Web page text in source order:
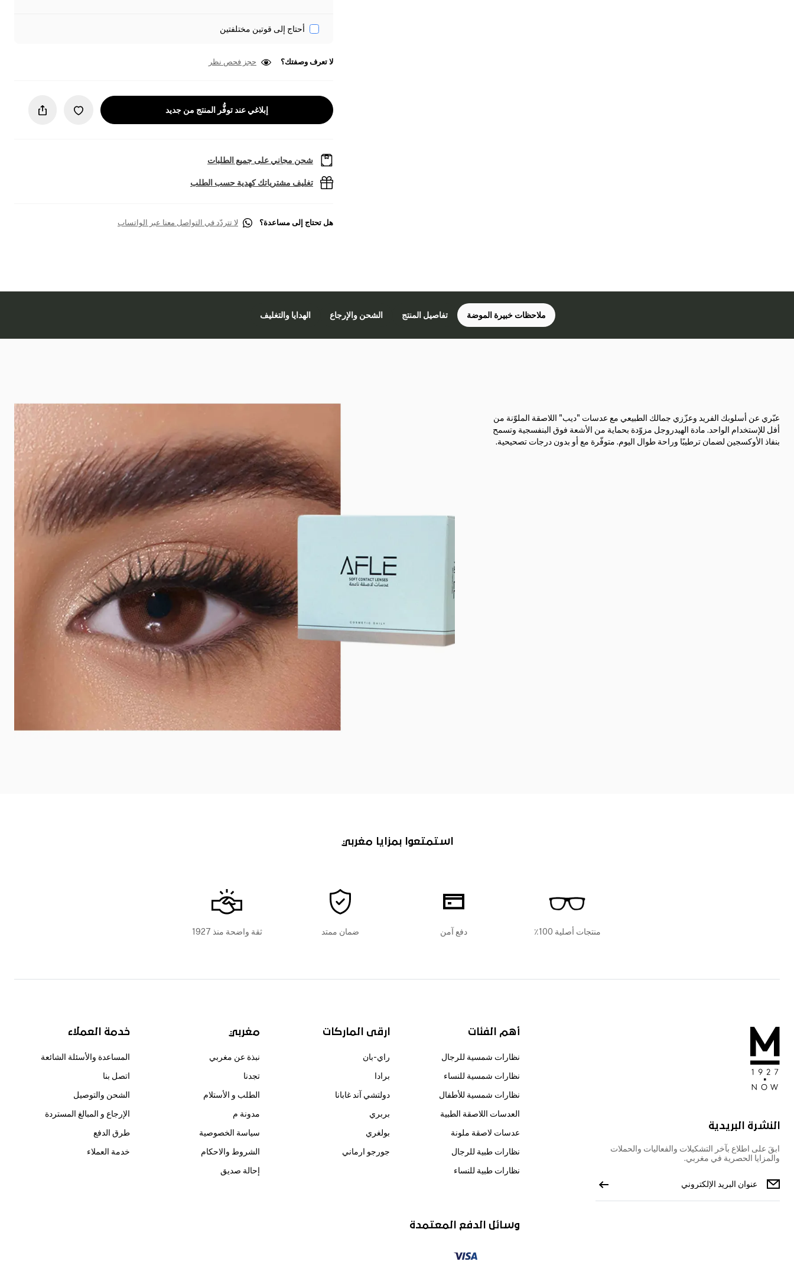
أحتاج إلى قوتين مختلفتين
لا تعرف وصفتك؟ حجز فحص نظر
إبلاغي عند توفُّر المنتج من جديد
شحن مجاني على جميع الطلبات
تغليف مشترياتك كهدية حسب الطلب
هل تحتاج إلى مساعدة؟ لا تتردّد في التواصل معنا عبر الواتساب
ملاحظات خبيرة الموضة تفاصيل المنتج الشحن والإرجاع الهدايا والتغليف
عبّري عن أسلوبك الفريد وعزّزي جمالك الطبيعي مع عدسات "ديب" اللاصقة الملوّنة من
أفل للإستخدام الواحد. مادة الهيدروجل مزوّدة بحماية من الأشعة فوق البنفسجية وتسمح
بنفاذ الأوكسجين لضمان ترطيبًا وراحة طوال اليوم. متوفّرة مع أو بدون درجات تصحيحية.
استمتعوا بمزايا مغربي
منتجات أصلية 100٪ دفع آمن ضمان ممتد ثقة واضحة منذ 1927
النشرة البريدية
ابقَ على اطلاع بآخر التشكيلات والفعاليات والحملات
والمزايا الحصرية في مغربي.
أهم الفئات
نظارات شمسية للرجال
نظارات شمسية للنساء
نظارات شمسية للأطفال
العدسات اللاصقة الطبية
عدسات لاصقة ملونة
نظارات طبية للرجال
نظارات طبية للنساء
ارقى الماركات
راي-بان
برادا
دولتشي آند غابانا
بربري
بولغري
جورجو ارماني
مغربي
نبذة عن مغربي
تجدنا
الطلب و الأستلام
مدونة م
سياسة الخصوصية
الشروط والاحكام
إحالة صديق
خدمة العملاء
المساعدة والأسئلة الشائعة
اتصل بنا
الشحن والتوصيل
الإرجاع و المبالغ المستردة
طرق الدفع
خدمة العملاء
وسائل الدفع المعتمدة